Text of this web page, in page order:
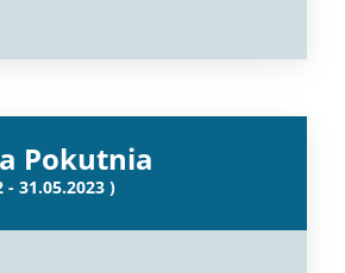
Pokutnia
- 31.05.2023 )